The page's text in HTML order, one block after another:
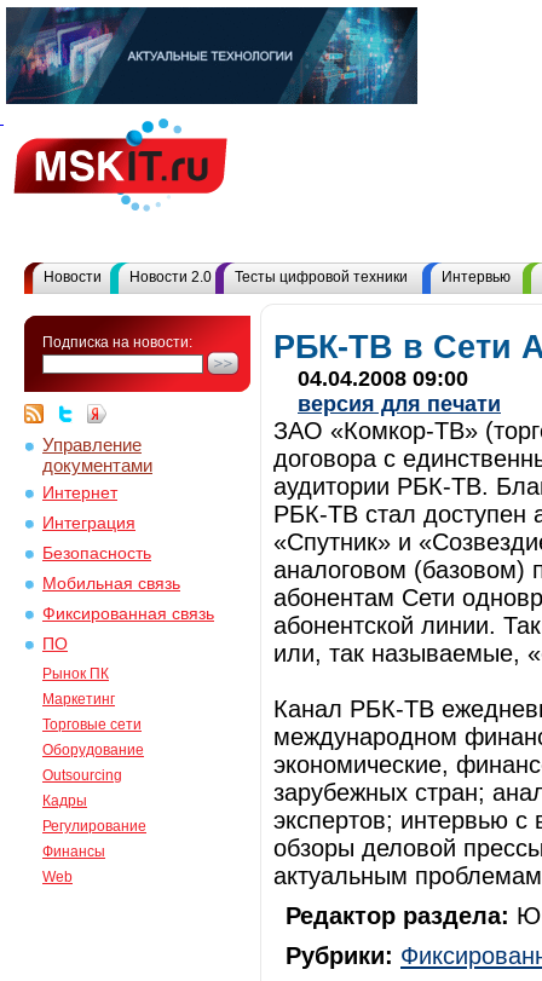
Новости Новости 2.0 Тесты цифровой техники Интервью
Подписка на новости:
Управление
документами
Интернет
Интеграция
Безопасность
Мобильная связь
Фиксированная связь
ПО
Рынок ПК
Маркетинг
Торговые сети
Оборудование
Outsourcing
Кадры
Регулирование
Финансы
Web
РБК-ТВ в Сети
04.04.2008 09:00
версия для печати
ЗАО «Комкор-ТВ»
договора с
аудитории РБК-ТВ.
РБК-ТВ стал доступен
«Спутник» и
аналоговом (базовом)
абонентам Сети
абонентской линии.
или, так называемые,
Канал РБК-ТВ
международном
экономические,
зарубежных стран;
экспертов; интервью
обзоры деловой
актуальным проблемам
Редактор раздела:
Рубрики: